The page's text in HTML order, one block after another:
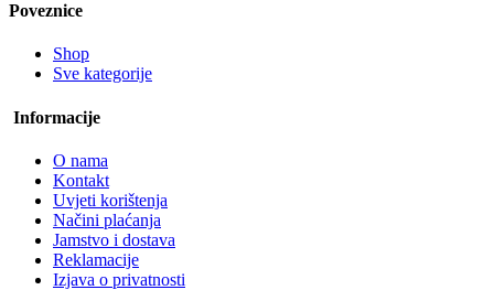
Poveznice
Shop
Sve kategorije
Informacije
O nama
Kontakt
Uvjeti korištenja
Načini plaćanja
Jamstvo i dostava
Reklamacije
Izjava o privatnosti